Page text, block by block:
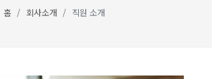
홈 회사소개 직원 소개